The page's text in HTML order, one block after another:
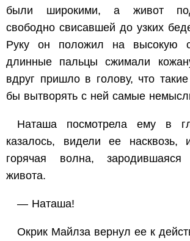
были широкими, а живот
свободно свисавшей до узких
Руку он положил на высокую
длинные пальцы сжимали
вдруг пришло в голову, что
бы вытворять с ней самые
Наташа посмотрела ему в
казалось, видели ее насквозь,
горячая волна, зародившаяся
живота.
— Наташа!
Окрик Майлза вернул ее к